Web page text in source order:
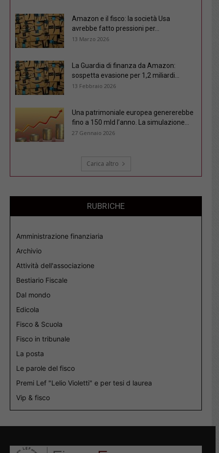
Amazon e il fisco: la società Usa
avrebbe fatto pressioni per...
13 Marzo 2026
La Guardia di finanza da Amazon:
sospetta evasione per 1,2 miliardi...
13 Febbraio 2026
Una patrimoniale europea genererebbe
fino a 150 mld l’anno. La simulazione...
27 Gennaio 2026
Carica altro
RUBRICHE
Amministrazione finanziaria
Archivio
Attività dell'associazione
Bestiario Fiscale
Dal mondo
Edicola
Fisco & Scuola
Fisco in tribunale
La posta
Le parole del fisco
Premi Lef "Lelio Violetti" e per tesi d laurea
Vip & fisco